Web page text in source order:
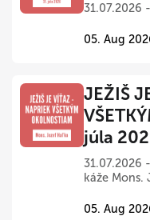
31.07.2026
05. Aug
JEŽIŠ
júla
31.07.2026
káže Mons.
05. Aug